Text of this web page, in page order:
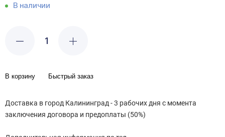
В наличии
В корзину Быстрый заказ
Доставка в город Калининград - 3 рабочих дня с момента
заключения договора и предоплаты (50%)